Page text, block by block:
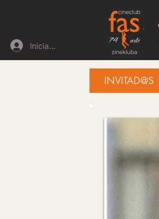
Iniciar sesión
INVITAD@S